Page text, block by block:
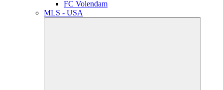
FC Volendam
MLS - USA